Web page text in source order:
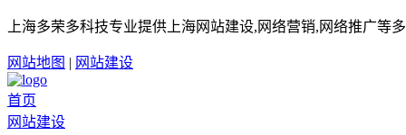
上海多荣多科技专业提供上海网站建设,网络营销,网络推广等
网站地图 | 网站建设
首页
网站建设